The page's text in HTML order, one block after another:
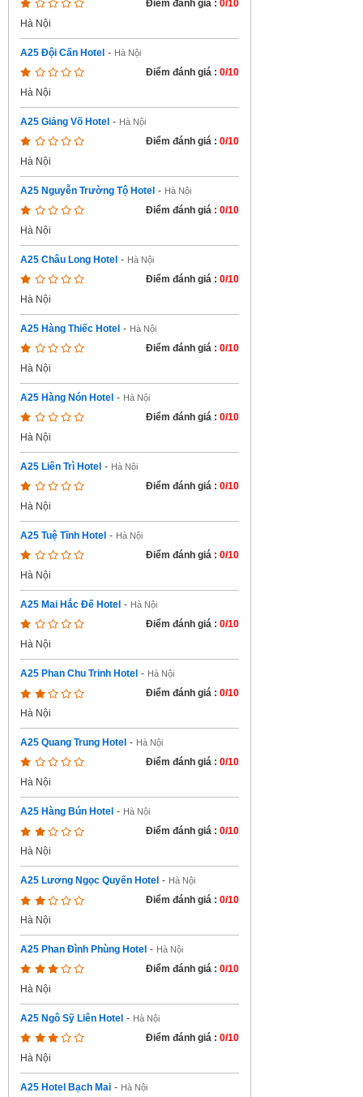
Điểm đánh giá : 0/10
Hà Nội
A25 Đội Cấn Hotel - Hà Nội
Điểm đánh giá : 0/10
Hà Nội
A25 Giảng Võ Hotel - Hà Nội
Điểm đánh giá : 0/10
Hà Nội
A25 Nguyễn Trường Tộ Hotel - Hà Nội
Điểm đánh giá : 0/10
Hà Nội
A25 Châu Long Hotel - Hà Nội
Điểm đánh giá : 0/10
Hà Nội
A25 Hàng Thiếc Hotel - Hà Nội
Điểm đánh giá : 0/10
Hà Nội
A25 Hàng Nón Hotel - Hà Nội
Điểm đánh giá : 0/10
Hà Nội
A25 Liên Trì Hotel - Hà Nội
Điểm đánh giá : 0/10
Hà Nội
A25 Tuệ Tĩnh Hotel - Hà Nội
Điểm đánh giá : 0/10
Hà Nội
A25 Mai Hắc Đế Hotel - Hà Nội
Điểm đánh giá : 0/10
Hà Nội
A25 Phan Chu Trinh Hotel - Hà Nội
Điểm đánh giá : 0/10
Hà Nội
A25 Quang Trung Hotel - Hà Nội
Điểm đánh giá : 0/10
Hà Nội
A25 Hàng Bún Hotel - Hà Nội
Điểm đánh giá : 0/10
Hà Nội
A25 Lương Ngọc Quyến Hotel - Hà Nội
Điểm đánh giá : 0/10
Hà Nội
A25 Phan Đình Phùng Hotel - Hà Nội
Điểm đánh giá : 0/10
Hà Nội
A25 Ngô Sỹ Liên Hotel - Hà Nội
Điểm đánh giá : 0/10
Hà Nội
A25 Hotel Bạch Mai - Hà Nội